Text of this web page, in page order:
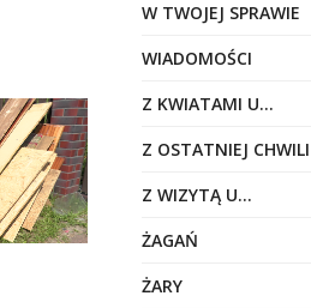
W TWOJEJ SPRAWIE
WIADOMOŚCI
Z KWIATAMI U…
Z OSTATNIEJ CHWILI
Z WIZYTĄ U…
ŻAGAŃ
ŻARY